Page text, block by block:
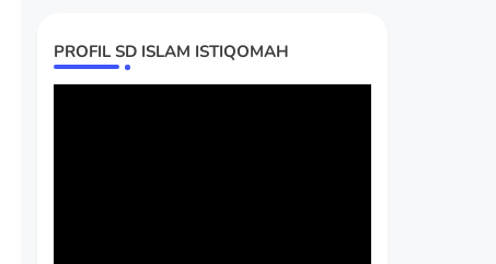
PROFIL SD ISLAM ISTIQOMAH